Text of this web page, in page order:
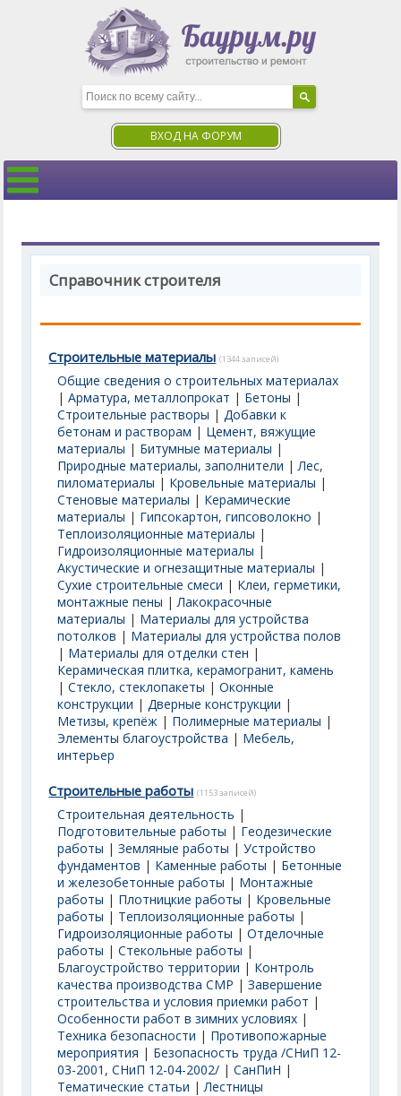
ВХОД НА ФОРУМ
Справочник строителя
Строительные материалы (1344 записей)
Общие сведения о строительных материалах
|Арматура, металлопрокат | Бетоны |
Строительные растворы |Добавки к
бетонам и растворам | Цемент, вяжущие
материалы | Битумные материалы |
Природные материалы, заполнители |Лес,
пиломатериалы | Кровельные материалы |
Стеновые материалы | Керамические
материалы | Гипсокартон, гипсоволокно |
Теплоизоляционные материалы |
Гидроизоляционные материалы |
Акустические и огнезащитные материалы |
Сухие строительные смеси | Клеи, герметики,
монтажные пены |Лакокрасочные
материалы | Материалы для устройства
потолков | Материалы для устройства полов
| Материалы для отделки стен |
Керамическая плитка, керамогранит, камень
|Стекло, стеклопакеты |Оконные
конструкции |Дверные конструкции |
Метизы, крепёж | Полимерные материалы |
Элементы благоустройства | Мебель,
интерьер
Строительные работы (1153 записей)
Строительная деятельность |
Подготовительные работы | Геодезические
работы |Земляные работы |Устройство
фундаментов | Каменные работы | Бетонные
и железобетонные работы | Монтажные
работы | Плотницкие работы | Кровельные
работы | Теплоизоляционные работы |
Гидроизоляционные работы |Отделочные
работы |Стекольные работы |
Благоустройство территории | Контроль
качества производства СМР |Завершение
строительства и условия приемки работ |
Особенности работ в зимних условиях |
Техника безопасности | Противопожарные
мероприятия | Безопасность труда /СНиП 12-
03-2001, СНиП 12-04-2002/ |СанПиН |
Тематические статьи |Лестницы